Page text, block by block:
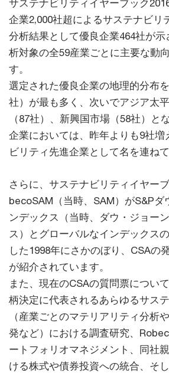
サステナビリティイヤーブック
企業2,000社超によるサステナビリ
分析結果として優良企業464社が
析対象の全59産業ごとに主要な動
す。
選定された優良企業の地理的分布
社）が最も多く、次いでアジア太
（87社）、新興国市場（58社）と
企業においては、昨年よりも9社増
ビリティ先進企業として名を連ねて
さらに、サステナビリティイヤー
becoSAM（当時、SAM）がS&Pダ
ンデックス（当時、ダウ・ジョー
ス）とグローバルなインデックス
した1998年にさかのぼり、CSAの
が紹介されています。
また、現在のCSAの質問票につい
柄決定に代表されるあらゆるサス
（産業ごとのマテリアリティ分析
発など）における調査研究、
ートフォリオマネジメント、同社
ける株式や債券投資への統合、そ